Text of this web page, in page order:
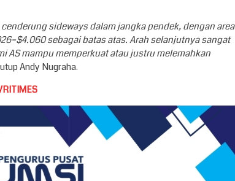
sideways dalam jangka pendek, dengan area
sebagai batas atas. Arah selanjutnya sangat
AS mampu memperkuat atau justru melemahkan
Andy Nugraha.